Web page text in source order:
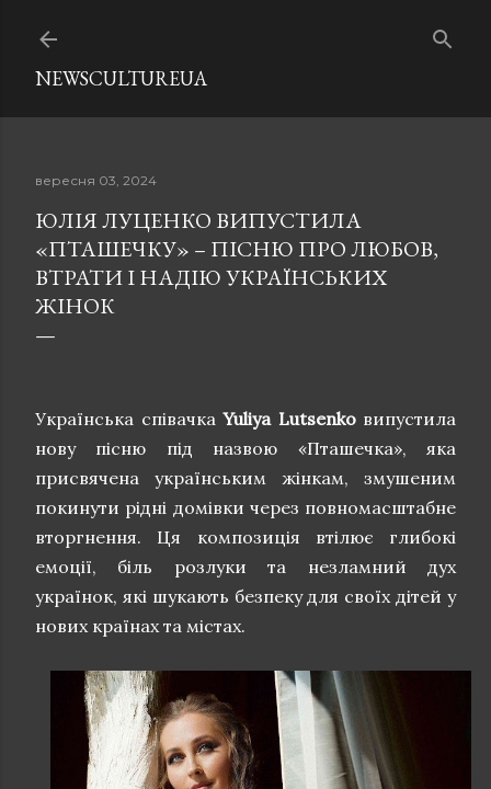
NEWSCULTUREUA
вересня 03, 2024
ЮЛІЯ ЛУЦЕНКО ВИПУСТИЛА
«ПТАШЕЧКУ» – ПІСНЮ ПРО ЛЮБОВ,
ВТРАТИ І НАДІЮ УКРАЇНСЬКИХ
ЖІНОК
Українська співачка Yuliya Lutsenkoвипустила
нову пісню під назвою «Пташечка», яка
присвячена українським жінкам, змушеним
покинути рідні домівки через повномасштабне
вторгнення. Ця композиція втілює глибокі
емоції, біль розлуки та незламний дух
українок, які шукають безпеку для своїх дітей у
нових країнах та містах.